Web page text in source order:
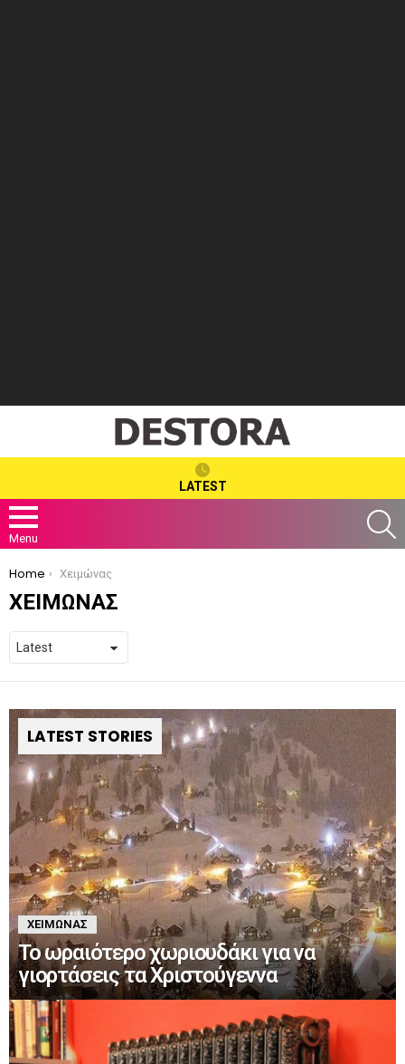
LATEST
Menu
You are here:
Home Χειμώνας
ΧΕΙΜΏΝΑΣ
LATEST STORIES
ΧΕΙΜΏΝΑΣ
Το ωραιότερο χωριουδάκι για να
γιορτάσεις τα Χριστούγεννα